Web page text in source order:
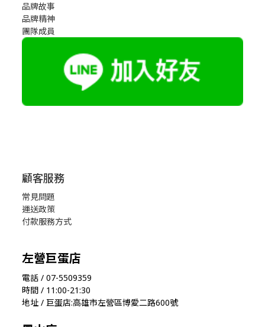
品牌故事
品牌精神
團隊成員
顧客服務
常見問題
運送政策
付款服務方式
左營巨蛋店
電話 / 07-5509359
時間 / 11:00-21:30
地址 / 巨蛋店:高雄市左營區博愛二路600號